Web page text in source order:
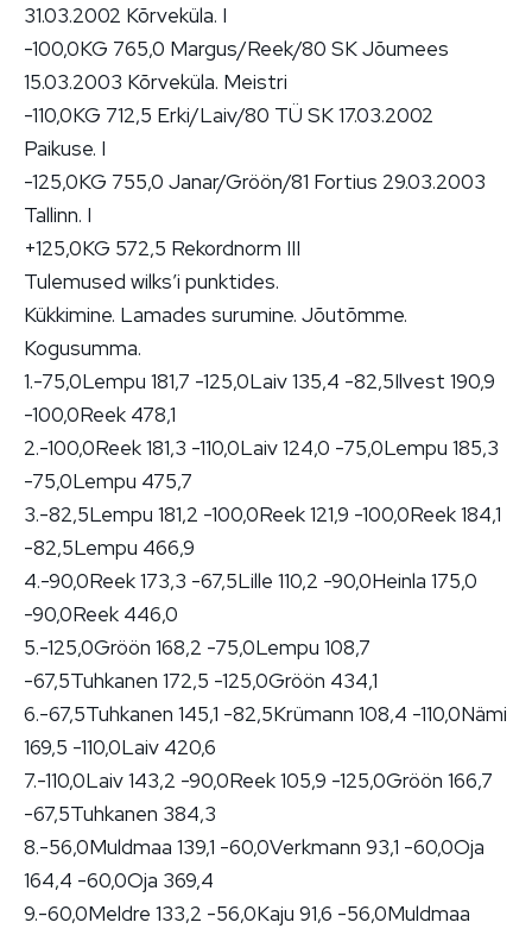
31.03.2002 Kõrveküla. I
-100,0KG 765,0 Margus/Reek/80 SK Jõumees
15.03.2003 Kõrveküla. Meistri
-110,0KG 712,5 Erki/Laiv/80 TÜ SK 17.03.2002
Paikuse. I
-125,0KG 755,0 Janar/Gröön/81 Fortius 29.03.2003
Tallinn. I
+125,0KG 572,5 Rekordnorm III
Tulemused wilks’i punktides.
Kükkimine. Lamades surumine. Jõutõmme.
Kogusumma.
1.-75,0Lempu 181,7 -125,0Laiv 135,4 -82,5Ilvest 190,9
-100,0Reek 478,1
2.-100,0Reek 181,3 -110,0Laiv 124,0 -75,0Lempu 185,3
-75,0Lempu 475,7
3.-82,5Lempu 181,2 -100,0Reek 121,9 -100,0Reek 184,1
-82,5Lempu 466,9
4.-90,0Reek 173,3 -67,5Lille 110,2 -90,0Heinla 175,0
-90,0Reek 446,0
5.-125,0Gröön 168,2 -75,0Lempu 108,7
-67,5Tuhkanen 172,5 -125,0Gröön 434,1
6.-67,5Tuhkanen 145,1 -82,5Krümann 108,4 -110,0Nämi
169,5 -110,0Laiv 420,6
7.-110,0Laiv 143,2 -90,0Reek 105,9 -125,0Gröön 166,7
-67,5Tuhkanen 384,3
8.-56,0Muldmaa 139,1 -60,0Verkmann 93,1 -60,0Oja
164,4 -60,0Oja 369,4
9.-60,0Meldre 133,2 -56,0Kaju 91,6 -56,0Muldmaa